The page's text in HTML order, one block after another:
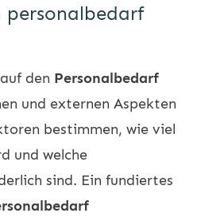
personalbedarf
auf den Personalbedarf
und externen Aspekten
bestimmen, wie viel
und welche
sind. Ein fundiertes